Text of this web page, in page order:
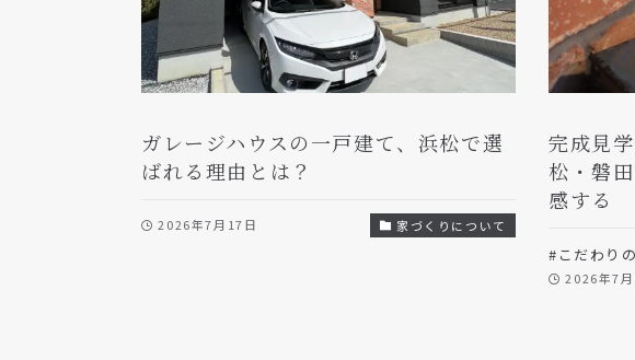
ガレージハウスの一戸建て、浜松で選
ばれる理由とは？
2026年7月17日 家づくりについて
完成見
松・磐
感する
#こだわり
2026年7